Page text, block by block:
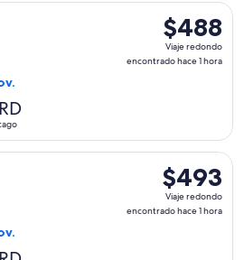
$488
Viaje
redondo,
$488
Viaje redondo
encontrado hace 1 hora
con salida el mar, 10 nov. desde
$493
Viaje
redondo,
$493
Viaje redondo
encontrado hace 1 hora
con salida el mar, 10 nov.